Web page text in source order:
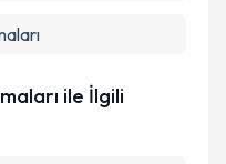
ile İlgili